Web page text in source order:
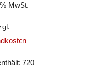
MwSt.
720